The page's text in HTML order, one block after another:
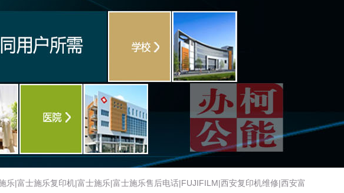
|富士施乐复印机|富士施乐|富士施乐售后电话|FUJIFILM|西安复印机维修|西安富